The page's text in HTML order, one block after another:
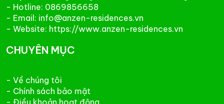
- Hotline: 0869856658
- Email: info@anzen-residences.vn
- Website: https://www.anzen-residences.vn
CHUYÊN MỤC
- Về chúng tôi
- Chính sách bảo mật
- Điều khoản hoạt động